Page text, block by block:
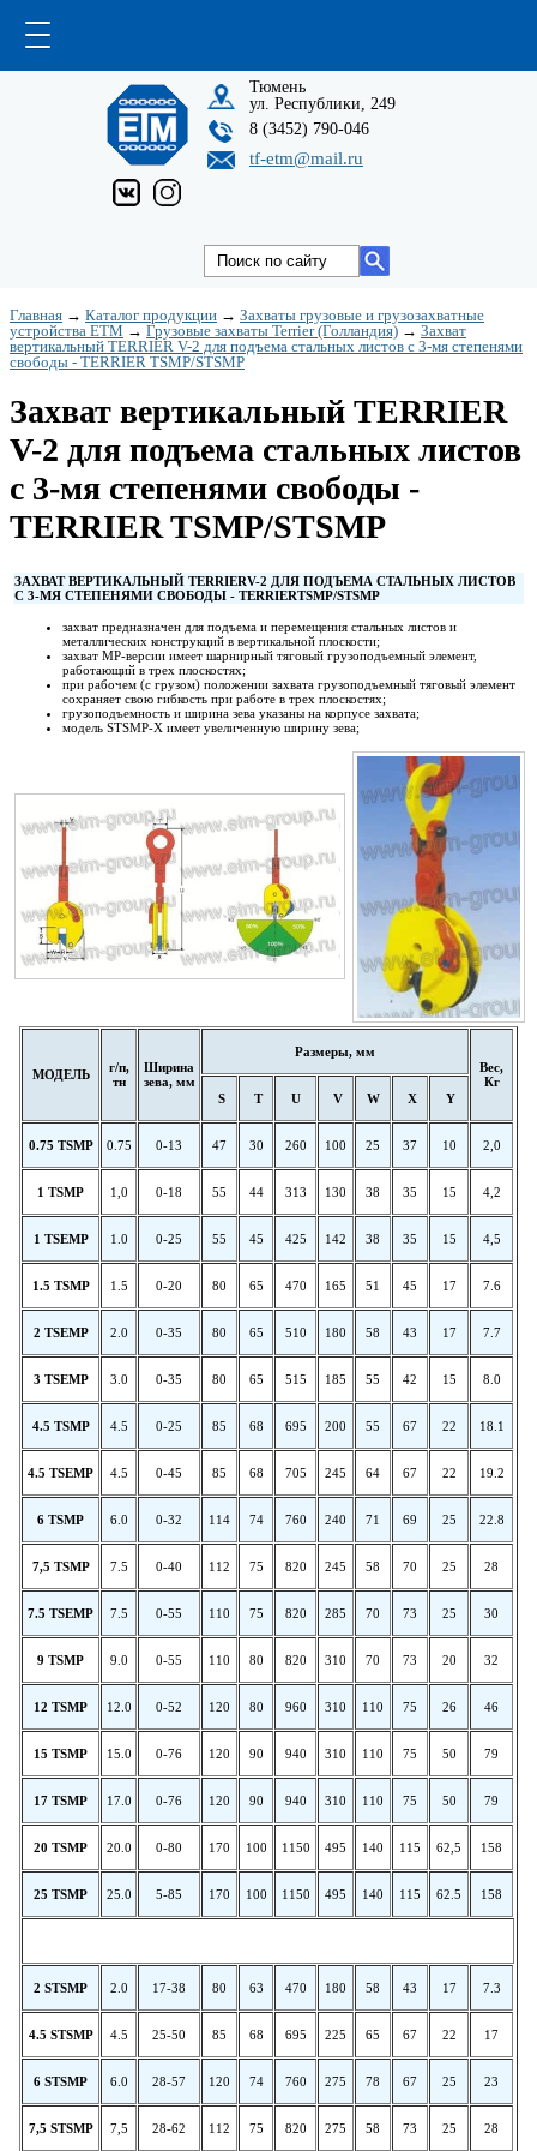
Тюмень
ул. Республики, 249
8 (3452) 790-046
tf-etm@mail.ru
Главная → Каталог продукции → Захваты грузовые и грузозахватные
устройства ETM → Грузовые захваты Terrier (Голландия) → Захват
вертикальный TERRIER V-2 для подъема стальных листов с 3-мя степенями
свободы - TERRIER TSMP/STSMP
Захват вертикальный TERRIER
V-2 для подъема стальных листов
с 3-мя степенями свободы -
TERRIER TSMP/STSMP
ЗАХВАТ ВЕРТИКАЛЬНЫЙ TERRIERV-2 ДЛЯ ПОДЪЕМА СТАЛЬНЫХ ЛИСТОВ
С 3-МЯ СТЕПЕНЯМИ СВОБОДЫ - TERRIERTSMP/STSMP
захват предназначен для подъема и перемещения стальных листов и
металлических конструкций в вертикальной плоскости;
захват МР-версии имеет шарнирный тяговый грузоподъемный элемент,
работающий в трех плоскостях;
при рабочем (с грузом) положении захвата грузоподъемный тяговый элемент
сохраняет свою гибкость при работе в трех плоскостях;
грузоподъемность и ширина зева указаны на корпусе захвата;
модель STSMP-X имеет увеличенную ширину зева;
МОДЕЛЬ
г/п,
тн
Ширина
зева, мм
Размеры, мм
Вес,
Кг
S
T U V W X Y
0.75 TSMP 0.75 0-13 47 30 260 100 25 37 10 2,0
1TSMP 1,0 0-18 55 44 313 130 38 35 15 4,2
1 TSEMP 1.0 0-25 55 45 425 142 38 35 15 4,5
1.5 TSMP 1.5 0-20 80 65 470 165 51 45 17 7.6
2 TSEMP 2.0 0-35 80 65 510 180 58 43 17 7.7
3 TSEMP 3.0 0-35 80 65 515 185 55 42 15 8.0
4.5 TSMP 4.5 0-25 85 68 695 200 55 67 22 18.1
4.5 TSEMP 4.5 0-45 85 68 705 245 64 67 22 19.2
6 TSMP 6.0 0-32 114 74 760 240 71 69 25 22.8
7,5 TSMP 7.5 0-40 112 75 820 245 58 70 25 28
7.5 TSEMP 7.5 0-55 110 75 820 285 70 73 25 30
9 TSMP 9.0 0-55 110 80 820 310 70 73 20 32
12 TSMP 12.0 0-52 120 80 960 310 110 75 26 46
15 TSMP 15.0 0-76 120 90 940 310 110 75 50 79
17TSMP 17.0 0-76 120 90 940 310 110 75 50 79
20TSMP 20.0 0-80 170 100 1150 495 140 115 62,5 158
25 TSMP 25.0 5-85 170 100 1150 495 140 115 62.5 158
2 STSMP 2.0 17-38 80 63 470 180 58 43 17 7.3
4.5 STSMP 4.5 25-50 85 68 695 225 65 67 22 17
6 STSMP 6.0 28-57 120 74 760 275 78 67 25 23
7,5 STSMP 7,5 28-62 112 75 820 275 58 73 25 28